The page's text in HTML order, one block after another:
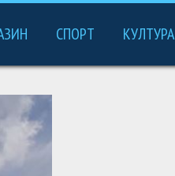
СПОРТ КУЛТУРА